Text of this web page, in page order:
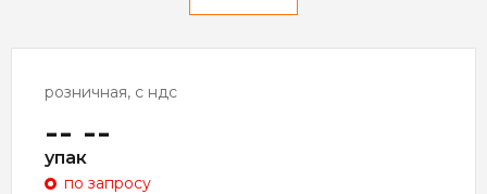
розничная, с ндс
-- --
упак
по запросу